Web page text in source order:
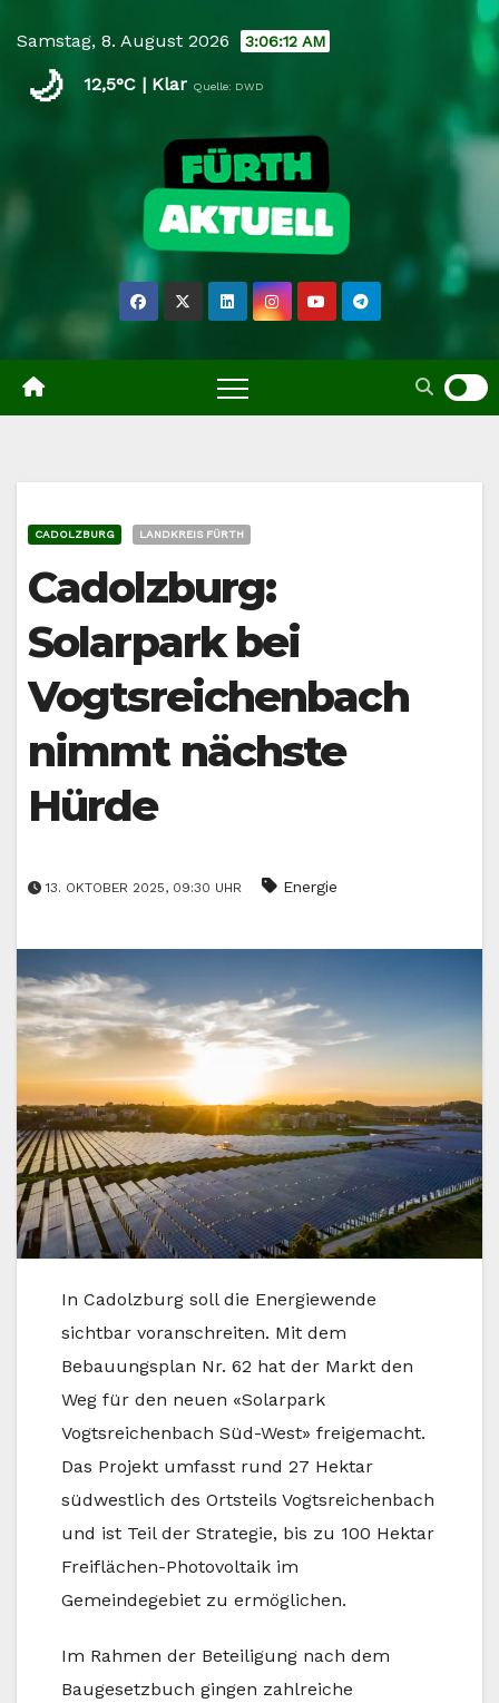
content
Samstag, 8. August 2026 3:06:13 AM
🌙 12,5°C | Klar Quelle: DWD
CADOLZBURG LANDKREIS FÜRTH
Cadolzburg:
Solarpark bei
Vogtsreichenbach
nimmt nächste
Hürde
13. OKTOBER 2025, 09:30 UHR Energie
In Cadolzburg soll die Energiewende
sichtbar voranschreiten. Mit dem
Bebauungsplan Nr. 62 hat der Markt den
Weg für den neuen «Solarpark
Vogtsreichenbach Süd-West» freigemacht.
Das Projekt umfasst rund 27 Hektar
südwestlich des Ortsteils Vogtsreichenbach
und ist Teil der Strategie, bis zu 100 Hektar
Freiflächen-Photovoltaik im
Gemeindegebiet zu ermöglichen.
Im Rahmen der Beteiligung nach dem
Baugesetzbuch gingen zahlreiche